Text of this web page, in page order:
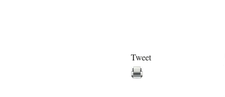
Tweet